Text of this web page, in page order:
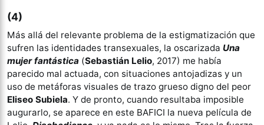
(4)
Más allá del relevante problema de la estigmatización que
sufren las identidades transexuales, la oscarizada Una
mujer fantástica (Sebastián Lelio, 2017) me había
parecido mal actuada, con situaciones antojadizas y un
uso de metáforas visuales de trazo grueso digno del peor
Eliseo Subiela. Y de pronto, cuando resultaba imposible
augurarlo, se aparece en este BAFICI la nueva película de